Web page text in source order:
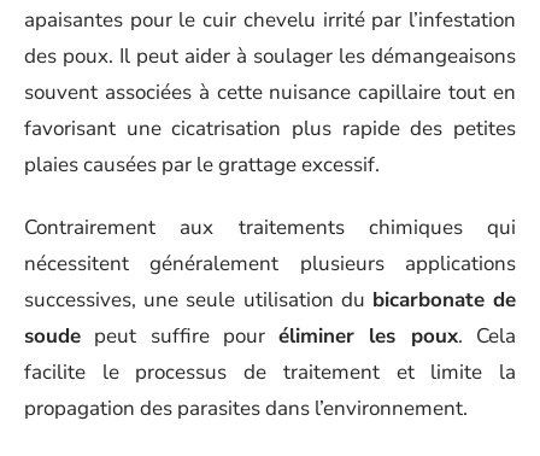
apaisantes pour le cuir chevelu irrité par l’infestation
des poux. Il peut aider à soulager les démangeaisons
souvent associées à cette nuisance capillaire tout en
favorisant une cicatrisation plus rapide des petites
plaies causées par le grattage excessif.
Contrairement aux traitements chimiques qui
nécessitent généralement plusieurs applications
successives, une seule utilisation du bicarbonate de
soude peut suffire pouréliminer les poux. Cela
facilite le processus de traitement et limite la
propagation des parasites dans l’environnement.